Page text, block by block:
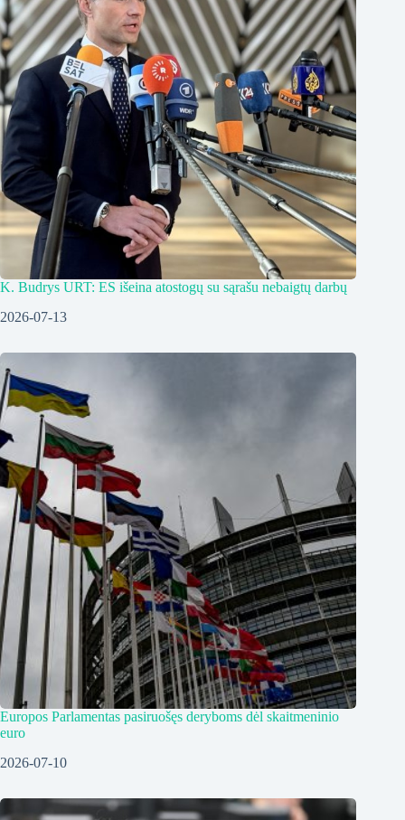
K. Budrys URT: ES išeina atostogų su sąrašu nebaigtų darbų
2026-07-13
Europos Parlamentas pasiruošęs deryboms dėl skaitmeninio
euro
2026-07-10